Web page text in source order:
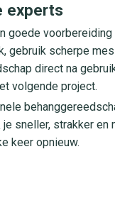
experts
goede voorbereiding
gebruik scherpe
direct na
volgende project.
je sneller, strakker en
keer opnieuw.